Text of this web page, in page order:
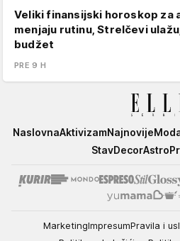
Veliki finansijski horoskop za
menjaju rutinu, Strelčevi
budžet
PRE 9 H
Elle
NaslovnaAktivizamNajnovije
StavDecorAstro
MarketingImpresumPravila i